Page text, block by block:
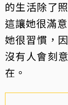
的生活除了
這讓她很滿
她很習慣，
沒有人會刻
在。